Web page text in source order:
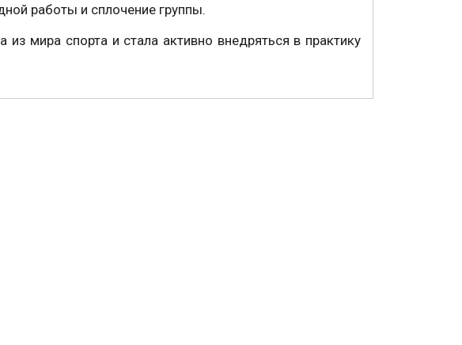
работы и сплочение группы.
мира спорта и стала активно внедряться в практику